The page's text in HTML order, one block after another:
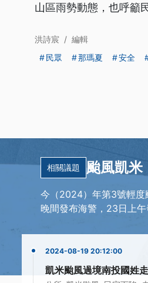
山區雨勢動態，也呼籲
洪詩宸 / 編輯
民眾
那瑪夏 安全
相關議題 颱風凱米
今（2024）年第3號輕度
晚間發布海警，23日上
2024-08-19 20:12:00
凱米颱風過境南投國姓